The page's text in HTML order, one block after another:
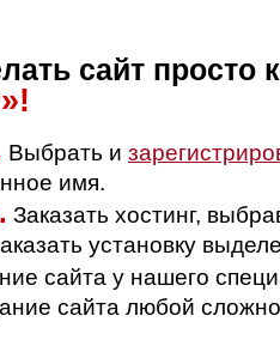
сайт просто
Выбрать и
имя.
Заказать хостинг,
установку
сайта у нашего
сайта любой